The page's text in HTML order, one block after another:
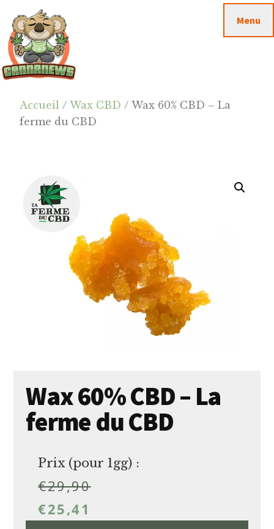
contenu
principal
barre
latérale
principale
footer
Cannanews.fr
Menu
Accueil /Wax CBD / Wax 60% CBD – La
ferme du CBD
Wax 60% CBD – La
ferme du CBD
Prix (pour 1gg) :
€29,90
€25,41